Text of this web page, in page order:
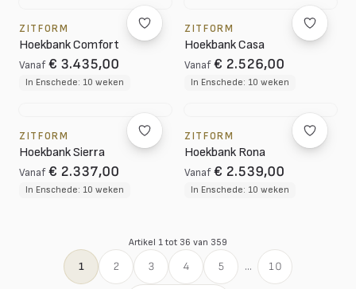
ZITFORM
Hoekbank Comfort
Vanaf € 3.435,00
In Enschede: 10 weken
ZITFORM
Hoekbank Casa
Vanaf € 2.526,00
In Enschede: 10 weken
ZITFORM
Hoekbank Sierra
Vanaf € 2.337,00
In Enschede: 10 weken
ZITFORM
Hoekbank Rona
Vanaf € 2.539,00
In Enschede: 10 weken
Artikel 1 tot 36 van 359
1 2 3 4 5 ... 10